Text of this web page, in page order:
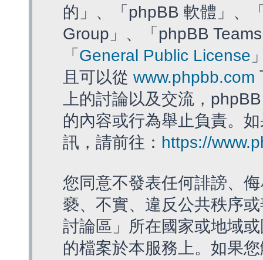
的」、「phpBB 軟體」、
Group」、「phpBB
「 General Public License
且可以從 www.phpbb.com
上的討論以及交流，
的內容或行為舉止負責。
訊，請前往： https://
您同意不發表任何誹謗、
褻、不實、違反公共秩序
討論區」所在國家或地域
的檔案於本服務上。如果